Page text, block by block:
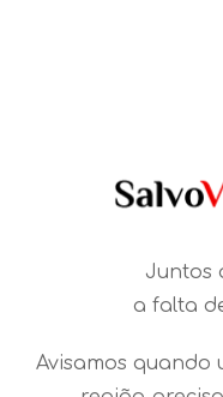
Juntos
a falta
Avisamos quando